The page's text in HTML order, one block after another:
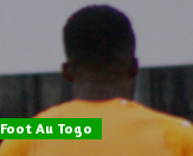
Foot Au Togo